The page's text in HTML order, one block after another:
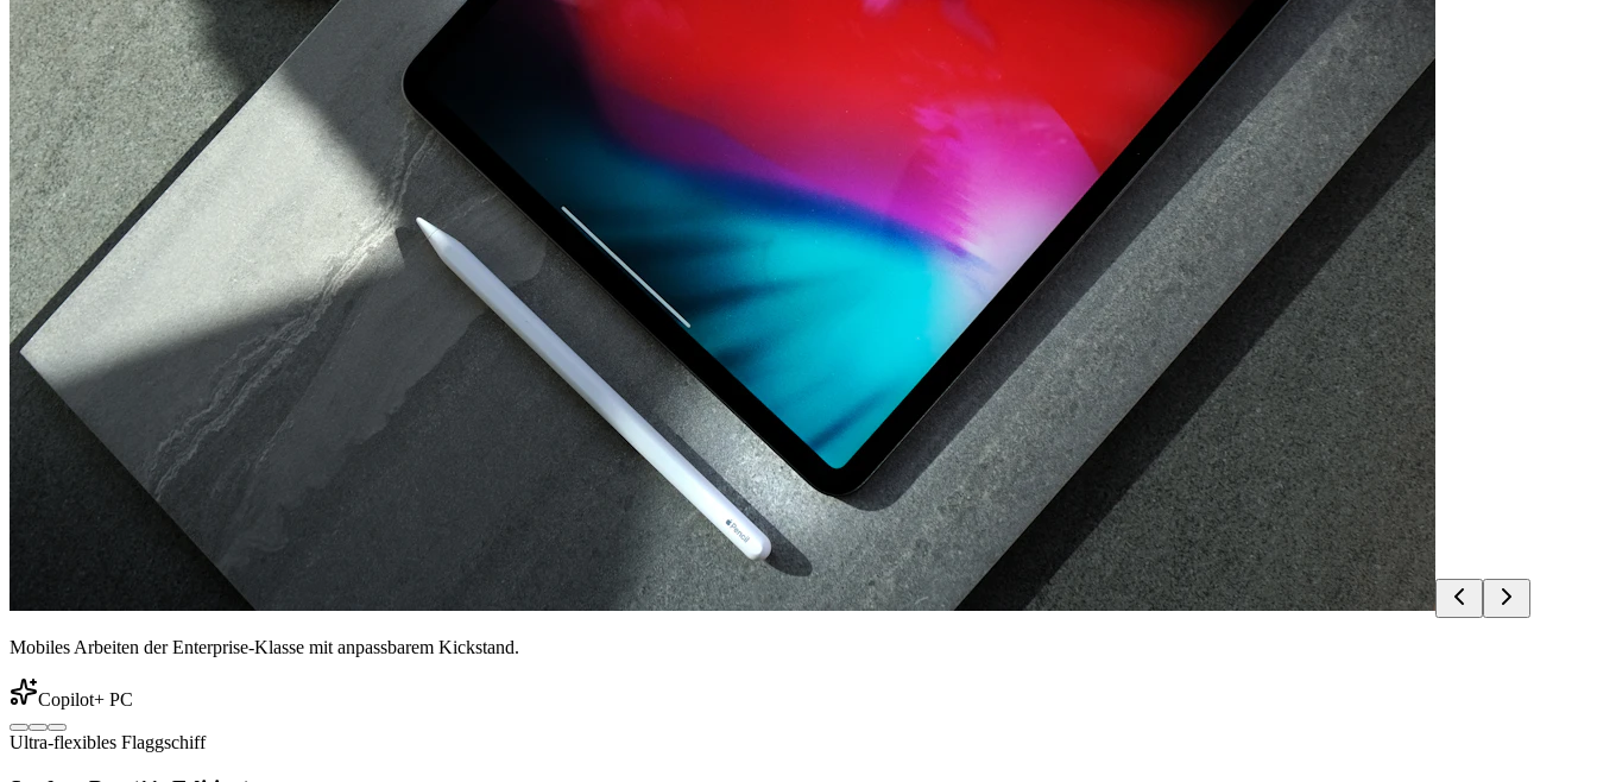
Mobiles Arbeiten der Enterprise-Klasse mit anpassbarem Kickstand.
Copilot+ PC
Ultra-flexibles Flaggschiff